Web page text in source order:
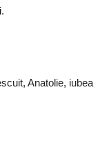
Anatolie, iubea